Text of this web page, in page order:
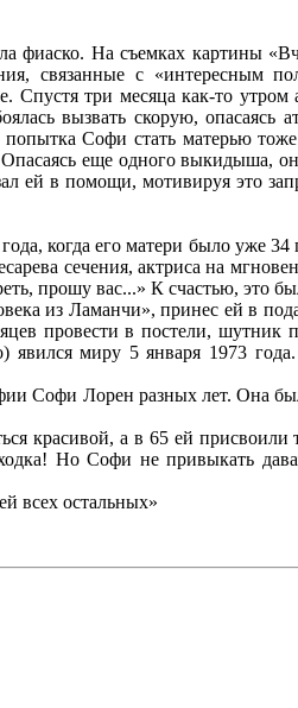
фиаско. На съемках картины
связанные с «интересным
Спустя три месяца как-то
вызвать скорую,
Софи стать матерью
еще одного выкидыша,
ей в помощи, мотивируя это
когда его матери было уже
сечения, актриса на
прошу вас...» К счастью,
из Ламанчи», принес ей в
провести в постели,
явился миру 5 января 1973
Софи Лорен разных лет. Она
красивой, а в 65 ей
Но Софи не привыкать
всех остальных»